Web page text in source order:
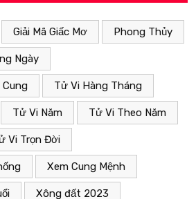
Giải Mã Giấc Mơ Phong Thủy
Ngày
Cung Tử Vi Hàng Tháng
Tử Vi Năm Tử Vi Theo Năm
Vi Trọn Đời
Xem Cung Mệnh
Xông đất 2023